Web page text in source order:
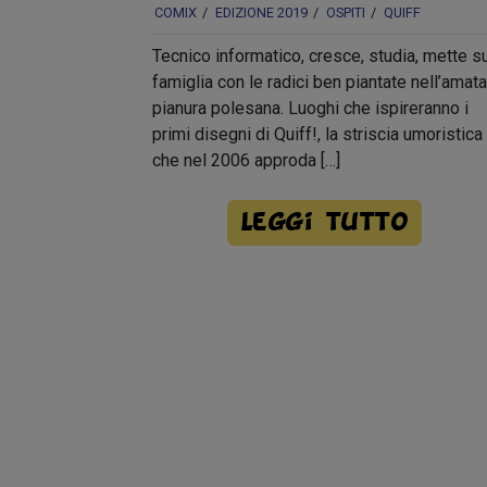
COMIX EDIZIONE 2019 OSPITI QUIFF
Tecnico informatico, cresce, studia, mette
famiglia con le radici ben piantate nell’amata
pianura polesana. Luoghi che ispireranno i
primi disegni di Quiff!, la striscia umoristica
che nel 2006 approda […]
Leggi tutto